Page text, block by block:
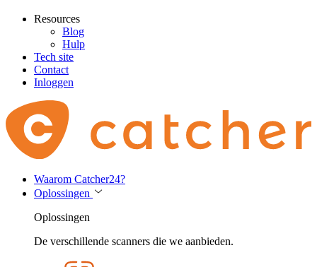
Resources
Blog
Hulp
Tech site
Contact
Inloggen
Waarom Catcher24?
Oplossingen
Oplossingen
De verschillende scanners die we aanbieden.